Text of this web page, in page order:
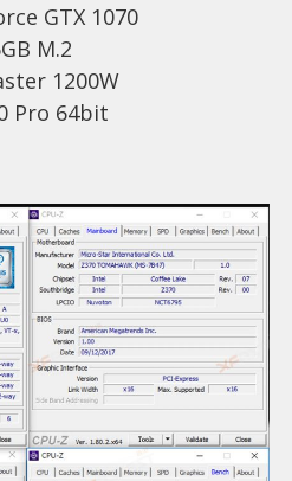
GTX 1070
M.2
1200W
Pro 64bit